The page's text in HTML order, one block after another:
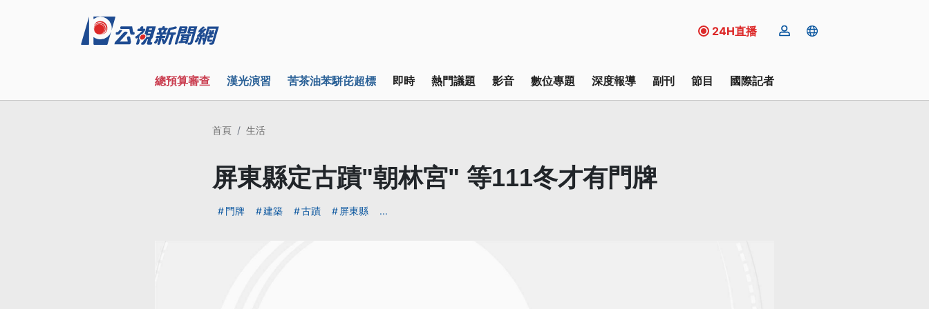
24H直播
總預算審查 漢光演習 苦茶油苯駢芘超標 即時 熱門議題 影音 數位專題 深度報導 副刊 節目 國際記者
首頁 生活
屏東縣定古蹟"朝林宮" 等111冬才有門牌
門牌 建築 古蹟 屏東縣 ...